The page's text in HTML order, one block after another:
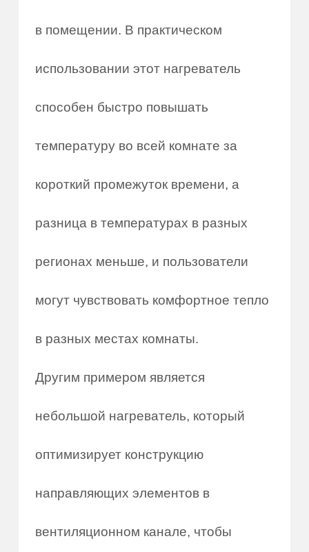
в помещении. В практическом
использовании этот нагреватель
способен быстро повышать
температуру во всей комнате за
короткий промежуток времени, а
разница в температурах в разных
регионах меньше, и пользователи
могут чувствовать комфортное тепло
в разных местах комнаты.
Другим примером является
небольшой нагреватель, который
оптимизирует конструкцию
направляющих элементов в
вентиляционном канале, чтобы